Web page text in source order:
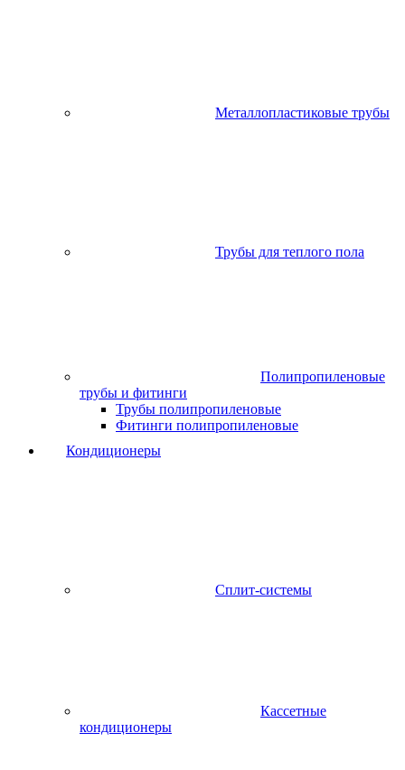
Металлопластиковые трубы
Трубы для теплого пола
Полипропиленовые
трубы и фитинги
Трубы полипропиленовые
Фитинги полипропиленовые
Кондиционеры
Сплит-системы
Кассетные
кондиционеры